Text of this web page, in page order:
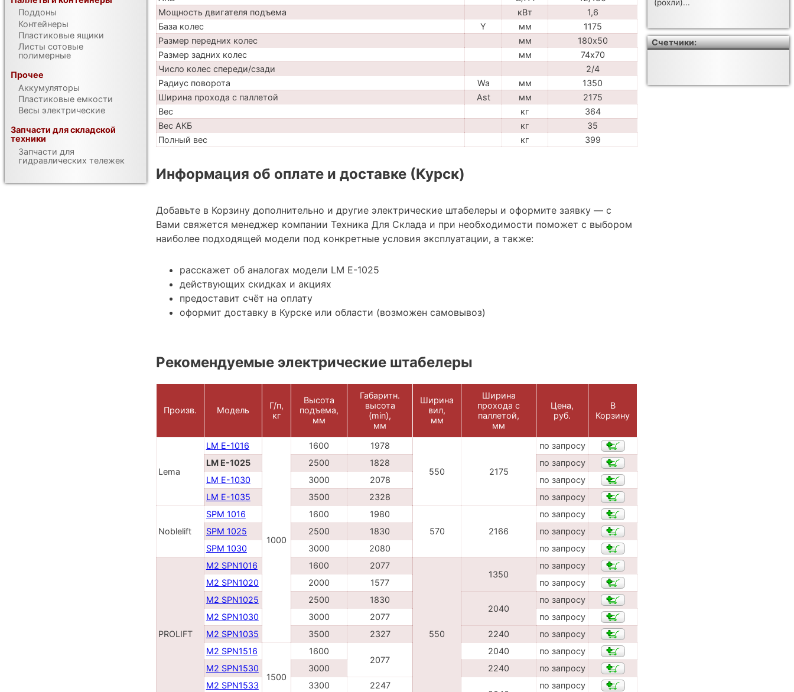
Мощность двигателя подъема
кВт
1,6
База колес
Y мм
1175
Размер передних колес
мм
180х50
Размер задних колес
мм
74х70
Число колес спереди/сзади
2/4
Радиус поворота
Wa мм
1350
Ширина прохода с паллетой
Ast мм
2175
Вес
кг
364
Вес АКБ
кг
35
Полный вес
кг 399
Информация об оплате и доставке (Курск)
Добавьте в Корзину дополнительно и другие электрические штабелеры и оформите заявку — с
Вами свяжется менеджер компании Техника Для Склада и при необходимости поможет с выбором
наиболее подходящей модели под конкретные условия эксплуатации, а также:
расскажет об аналогах модели LM E-1025
действующих скидках и акциях
предоставит счёт на оплату
оформит доставку в Курске или области (возможен самовывоз)
Рекомендуемые электрические штабелеры
Произв. Модель
Г/п,
кг
Высота
подъема,
мм
Габаритн.
высота
(min),
мм
Ширина
вил,
мм
Ширина
прохода с
паллетой,
мм
Цена,
руб.
В
Корзину
Lema
LM E-1016
1000
1600 1978
550 2175
по запросу
LM E-1025
2500 1828
по запросу
LM E-1030
3000 2078
по запросу
LM E-1035
3500 2328 по запросу
Noblelift
SPM 1016 1600
1980
570
2166
по запросу
SPM 1025
2500 1830
по запросу
SPM 1030
3000 2080 по запросу
PROLIFT
M2 SPN1016 1600 2077
550
1350
по запросу
M2 SPN1020
2000 1577
по запросу
M2 SPN1025
2500
1830
2040
по запросу
M2 SPN1030
3000 2077
по запросу
M2 SPN1035
3500 2327 2240
по запросу
M2 SPN1516
1500
1600
2077
2040
по запросу
M2 SPN1530
3000 2240
по запросу
M2 SPN1533
3300
2247
по запросу
Поддоны
Контейнеры
Пластиковые ящики
Листы сотовые
полимерные
Прочее
Аккумуляторы
Пластиковые емкости
Весы электрические
Запчасти для складской
техники
Запчасти для
гидравлических тележек
(рохли)...
Счетчики: